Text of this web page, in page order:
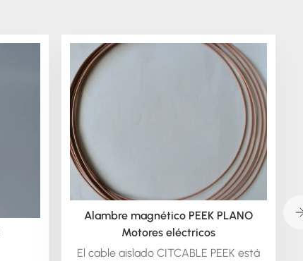
Alambre magnético PEEK PLANO
Motores eléctricos
El cable aislado CITCABLE PEEK está